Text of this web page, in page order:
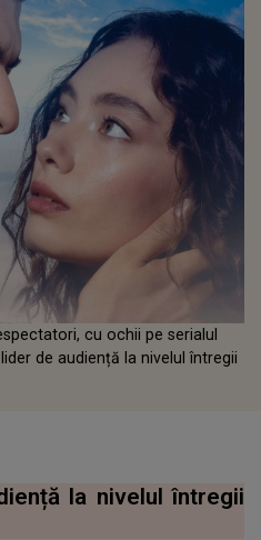
cu ochii pe serialul
de audiență la nivelul întregii
la nivelul întregii